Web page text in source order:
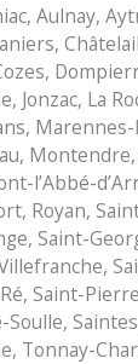
Aulnay,
Jonzac, La
l’Abbé-
Royan,
Saint-
Saint-
Tonnay-